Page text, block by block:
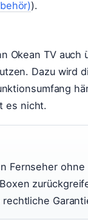
).
Okean TV
Dazu wird
es nicht.
Fernseher